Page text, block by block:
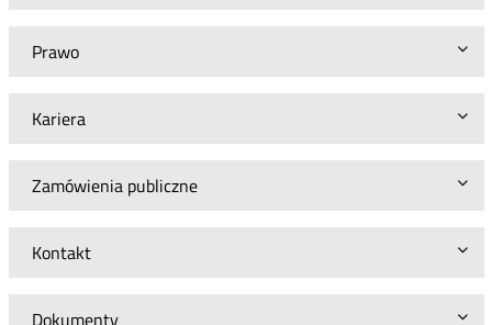
Prawo
Kariera
Zamówienia publiczne
Kontakt
Dokumenty